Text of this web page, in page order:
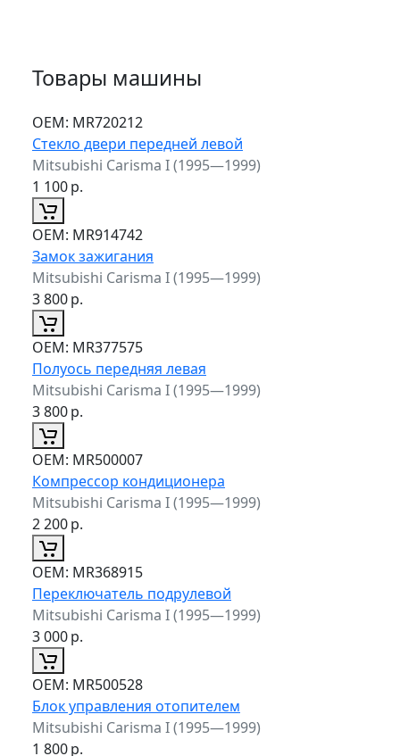
Товары машины
ОЕМ: MR720212
Стекло двери передней левой
Mitsubishi Carisma I (1995—1999)
1 100р.
ОЕМ: MR914742
Замок зажигания
Mitsubishi Carisma I (1995—1999)
3 800р.
ОЕМ: MR377575
Полуось передняя левая
Mitsubishi Carisma I (1995—1999)
3 800р.
ОЕМ: MR500007
Компрессор кондиционера
Mitsubishi Carisma I (1995—1999)
2 200р.
ОЕМ: MR368915
Переключатель подрулевой
Mitsubishi Carisma I (1995—1999)
3 000р.
ОЕМ: MR500528
Блок управления отопителем
Mitsubishi Carisma I (1995—1999)
1 800р.